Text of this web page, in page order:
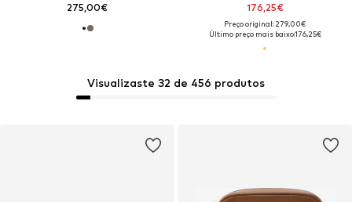
275,00€ 176,25€
Preço original: 279,00€
Último preço mais baixo:176,25€
Visualizaste 32 de 456 produtos